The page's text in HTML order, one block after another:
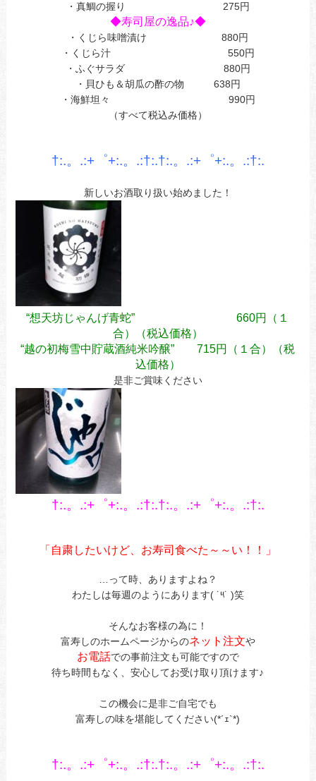
・真鯛の握り 275円
◆寿司屋の逸品♪◆
・くじら味噌漬け 880円
・くじら汁 550円
・ふぐサラダ 880円
・貝ひも＆胡瓜の酢の物 638円
・海鮮坦々 990円
（すべて税込み価格）
†:.。.:+゜+:.。.:†:.†:.。.:+゜+:.。.:†:.
新しいお酒取り扱い始めました！
“想天坊じゃんげ青蛇” 660円（１
合）（税込価格）
“越の初梅雪中貯蔵酒純米吟醸” 715円（１合）（税
込価格）
是非ご賞味ください
†:.。.:+゜+:.。.:†:.†:.。.:+゜+:.。.:†:.
「自粛したいけど、 お寿司食べた～～い！！」
…って時、ありますよね？
わたしは毎週のようにあります( ˙༥˙ )笑
そんなお客様の為に！
富寿しのホームページからのネット注文や
お電話での事前注文も可能ですので
待ち時間もなく、安心してお受け取り頂けます♪
この機会に是非ご自宅でも
富寿しの味を堪能してください(*´ｪ`*)
†:.。.:+゜+:.。.:†:.†:.。.:+゜+:.。.:†:.